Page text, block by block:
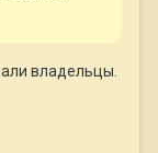
владельцы.